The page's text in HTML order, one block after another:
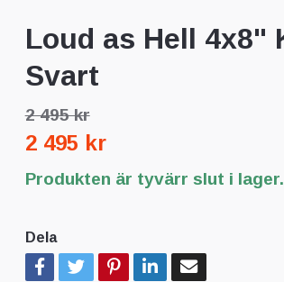
Loud as Hell 4x8"
Svart
2 495 kr
2 495 kr
Produkten är tyvärr slut i
Dela